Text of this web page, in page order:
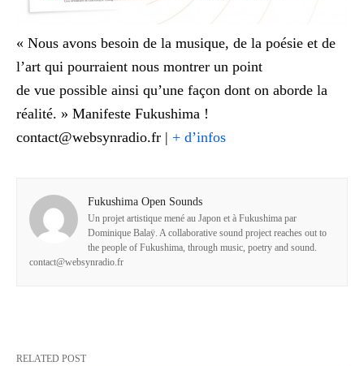
« Nous avons besoin de la musique, de la poésie et de
l’art qui pourraient nous montrer un point
de vue possible ainsi qu’une façon dont on aborde la
réalité. » Manifeste Fukushima !
contact@websynradio.fr | + d’infos
Fukushima Open Sounds
Un projet artistique mené au Japon et à Fukushima par
Dominique Balaÿ. A collaborative sound project reaches out to
the people of Fukushima, through music, poetry and sound.
contact@websynradio.fr
RELATED POST